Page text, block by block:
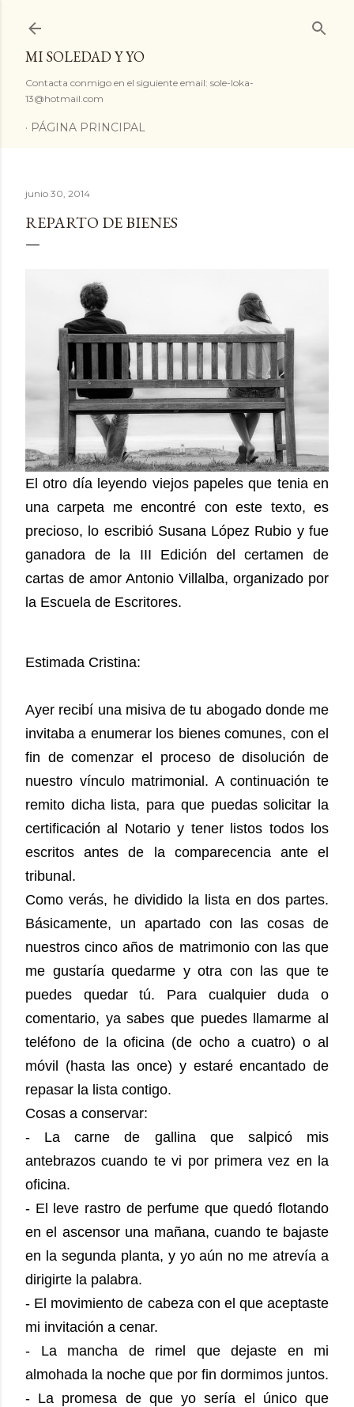
MI SOLEDAD Y YO
Contacta conmigo en el siguiente email: sole-loka-
13@hotmail.com
PÁGINA PRINCIPAL
junio 30, 2014
REPARTO DE BIENES
El otro día leyendo viejos papeles que tenia en
una carpeta me encontré con este texto, es
precioso, lo escribió Susana López Rubio y fue
ganadora de la III Edición del certamen de
cartas de amor Antonio Villalba, organizado por
la Escuela de Escritores.
Estimada Cristina:
Ayer recibí una misiva de tu abogado donde me
invitaba a enumerar los bienes comunes, con el
fin de comenzar el proceso de disolución de
nuestro vínculo matrimonial. A continuación te
remito dicha lista, para que puedas solicitar la
certificación al Notario y tener listos todos los
escritos antes de la comparecencia ante el
tribunal.
Como verás, he dividido la lista en dos partes.
Básicamente, un apartado con las cosas de
nuestros cinco años de matrimonio con las que
me gustaría quedarme y otra con las que te
puedes quedar tú. Para cualquier duda o
comentario, ya sabes que puedes llamarme al
teléfono de la oficina (de ocho a cuatro) o al
móvil (hasta las once) y estaré encantado de
repasar la lista contigo.
Cosas a conservar:
- La carne de gallina que salpicó mis
antebrazos cuando te vi por primera vez en la
oficina.
- El leve rastro de perfume que quedó flotando
en el ascensor una mañana, cuando te bajaste
en la segunda planta, y yo aún no me atrevía a
dirigirte la palabra.
- El movimiento de cabeza con el que aceptaste
mi invitación a cenar.
- La mancha de rimel que dejaste en mi
almohada la noche que por fin dormimos juntos.
- La promesa de que yo sería el único que